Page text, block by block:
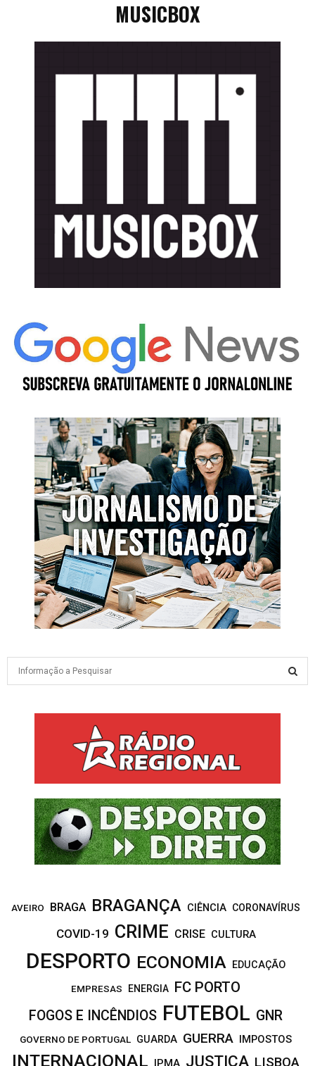
MUSICBOX
AVEIRO BRAGA BRAGANÇA CIÊNCIA CORONAVÍRUS
COVID-19 CRIME CRISE CULTURA
DESPORTO ECONOMIA EDUCAÇÃO
EMPRESAS ENERGIA FC PORTO
FOGOS E INCÊNDIOS FUTEBOL GNR
GOVERNO DE PORTUGAL GUARDA GUERRA IMPOSTOS
INTERNACIONAL IPMA JUSTIÇA LISBOA